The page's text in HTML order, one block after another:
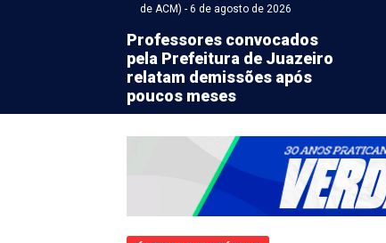
de ACM) - 6 de agosto de 2026
Professores convocados
pela Prefeitura de Juazeiro
relatam demissões após
poucos meses